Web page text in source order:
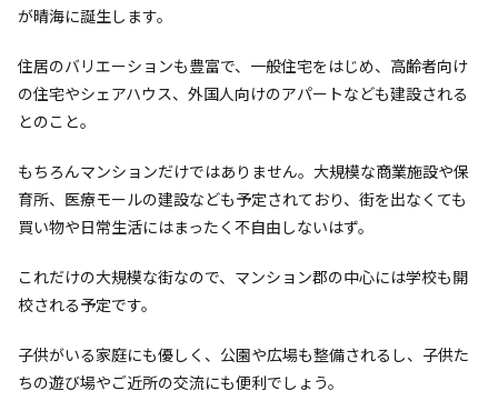
が晴海に誕生します。
住居のバリエーションも豊富で、一般住宅をはじめ、高齢者向け
の住宅やシェアハウス、外国人向けのアパートなども建設される
とのこと。
もちろんマンションだけではありません。大規模な商業施設や保
育所、医療モールの建設なども予定されており、街を出なくても
買い物や日常生活にはまったく不自由しないはず。
これだけの大規模な街なので、マンション郡の中心には学校も開
校される予定です。
子供がいる家庭にも優しく、公園や広場も整備されるし、子供た
ちの遊び場やご近所の交流にも便利でしょう。